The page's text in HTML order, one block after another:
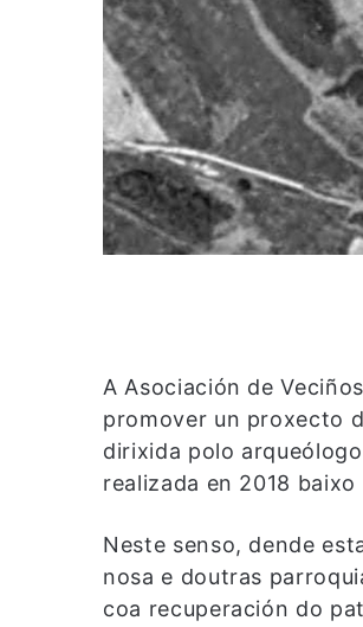
A Asociación de
promover un proxecto
dirixida polo
realizada en 2018
Neste senso, dende
nosa e doutras
coa recuperación do